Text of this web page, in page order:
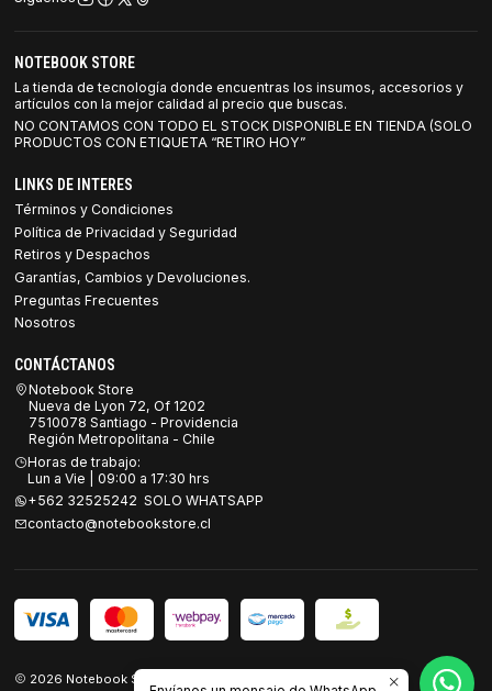
NOTEBOOK STORE
La tienda de tecnología donde encuentras los insumos, accesorios y
artículos con la mejor calidad al precio que buscas.
NO CONTAMOS CON TODO EL STOCK DISPONIBLE EN TIENDA (SOLO
PRODUCTOS CON ETIQUETA “RETIRO HOY”
LINKS DE INTERES
Términos y Condiciones
Política de Privacidad y Seguridad
Retiros y Despachos
Garantías, Cambios y Devoluciones.
Preguntas Frecuentes
Nosotros
CONTÁCTANOS
Notebook Store
Nueva de Lyon 72, Of 1202
7510078 Santiago - Providencia
Región Metropolitana - Chile
Horas de trabajo:
Lun a Vie | 09:00 a 17:30 hrs
+562 32525242 SOLO WHATSAPP
contacto@notebookstore.cl
2026 Notebook Store.